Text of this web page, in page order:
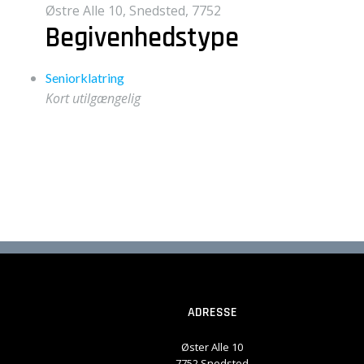
Østre Alle 10, Snedsted, 7752
Begivenhedstype
Seniorklatring
Kort utilgængelig
ADRESSE
Øster Alle 10